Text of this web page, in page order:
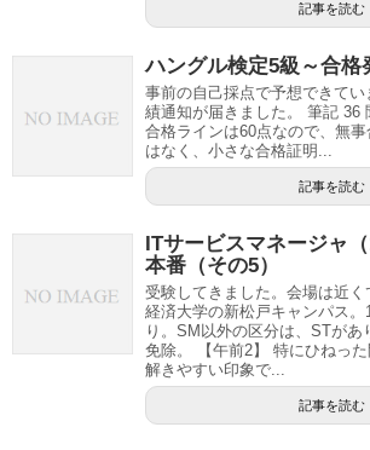
記事を読む
ハングル検定5級～合格
事前の自己採点で予想できて
績通知が届きました。 筆記 36
合格ラインは60点なので、無
はなく、小さな合格証明...
記事を読む
ITサービスマネージャ
本番（その5）
受験してきました。会場は近
経済大学の新松戸キャンパス。
り。SM以外の区分は、STがあ
免除。 【午前2】 特にひねっ
解きやすい印象で...
記事を読む